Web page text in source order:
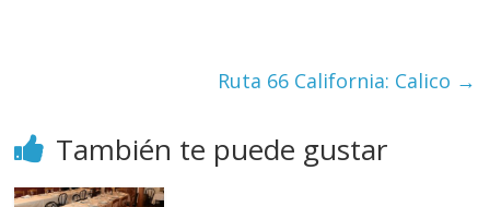
Ruta 66 California: Calico →
También te puede gustar